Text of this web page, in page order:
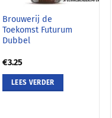
Brouwerij de
Toekomst Futurum
Dubbel
€3.25
LEES VERDER